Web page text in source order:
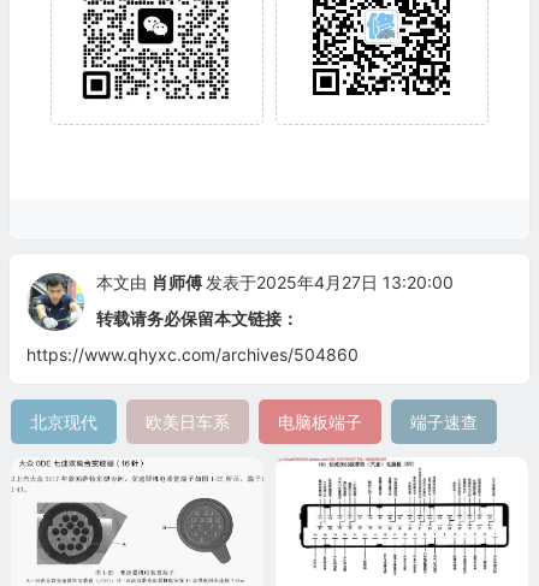
本文由 肖师傅 发表于2025年4月27日 13:20:00
转载请务必保留本文链接：
https://www.qhyxc.com/archives/504860
北京现代 欧美日车系 电脑板端子 端子速查